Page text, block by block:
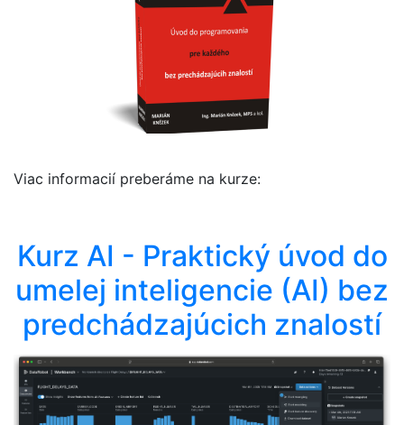
Viac informacií preberáme na kurze:
Kurz AI - Praktický úvod do
umelej inteligencie (AI) bez
predchádzajúcich znalostí